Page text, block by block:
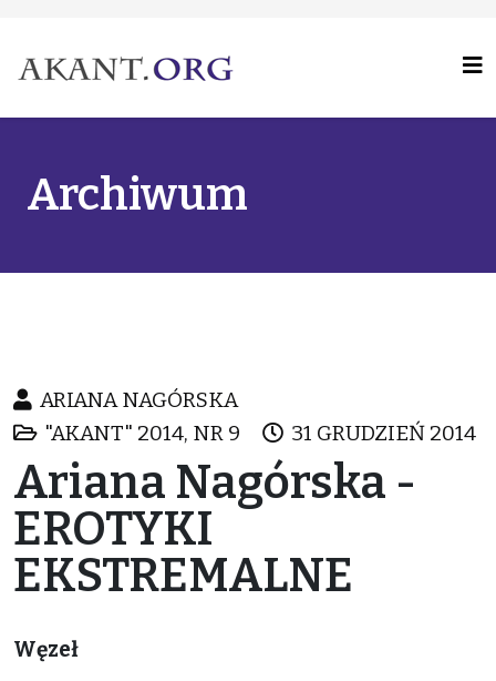
Archiwum
ARIANA NAGÓRSKA
"AKANT" 2014, NR 9
31 GRUDZIEŃ 2014
Ariana Nagórska -
EROTYKI
EKSTREMALNE
Węzeł